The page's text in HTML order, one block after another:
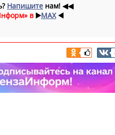
Напишите нам! ◀◀
в ▶️MAX ◀️